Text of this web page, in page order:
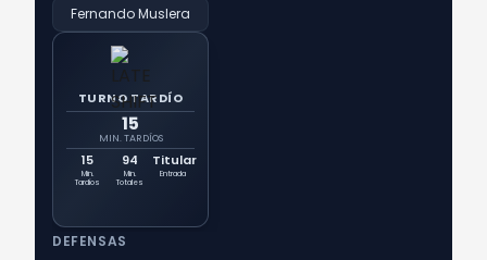
Fernando Muslera
TURNO TARDÍO
15
MIN. TARDÍOS
15
Min.
Tardíos
94
Min.
Totales
Titular
Entrada
DEFENSAS